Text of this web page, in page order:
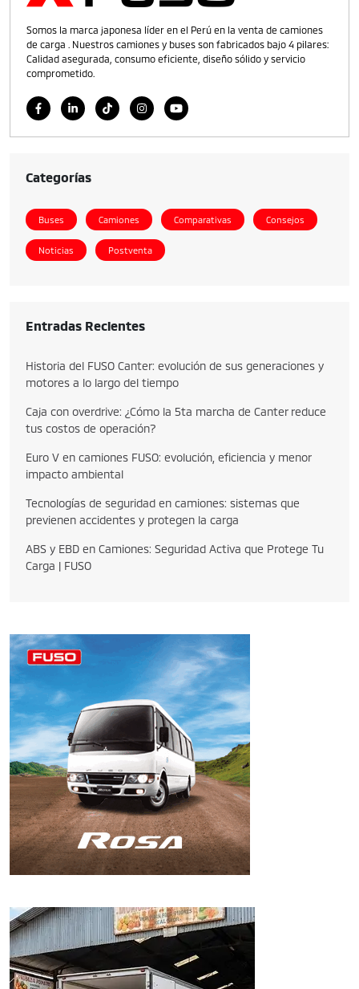
Somos la marca japonesa líder en el Perú en la venta de camiones
de carga . Nuestros camiones y buses son fabricados bajo 4 pilares:
Calidad asegurada, consumo eficiente, diseño sólido y servicio
comprometido.
Categorías
Buses Camiones Comparativas Consejos
Noticias Postventa
Entradas Recientes
Historia del FUSO Canter: evolución de sus generaciones y
motores a lo largo del tiempo
Caja con overdrive: ¿Cómo la 5ta marcha de Canter reduce
tus costos de operación?
Euro V en camiones FUSO: evolución, eficiencia y menor
impacto ambiental
Tecnologías de seguridad en camiones: sistemas que
previenen accidentes y protegen la carga
ABS y EBD en Camiones: Seguridad Activa que Protege Tu
Carga | FUSO